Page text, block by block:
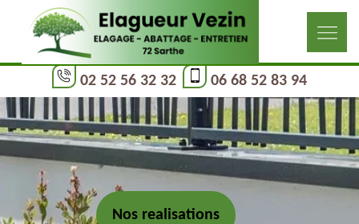
02 52 56 32 32 06 68 52 83 94
Nos realisations